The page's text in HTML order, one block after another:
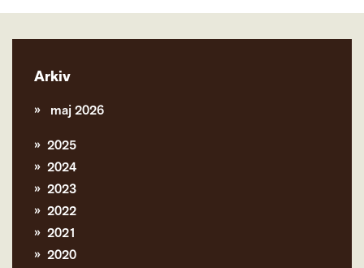
Arkiv
maj 2026
2025
2024
2023
2022
2021
2020